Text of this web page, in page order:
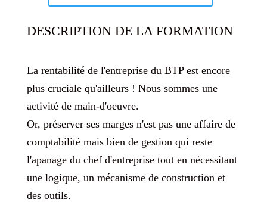
DESCRIPTION DE LA FORMATION
La rentabilité de l'entreprise du BTP est encore
plus cruciale qu'ailleurs ! Nous sommes une
activité de main-d'oeuvre.
Or, préserver ses marges n'est pas une affaire de
comptabilité mais bien de gestion qui reste
l'apanage du chef d'entreprise tout en nécessitant
une logique, un mécanisme de construction et
des outils.